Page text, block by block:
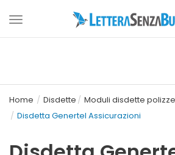
Toggle
Home Disdette
Moduli disdette
Disdetta Genertel Assicurazioni